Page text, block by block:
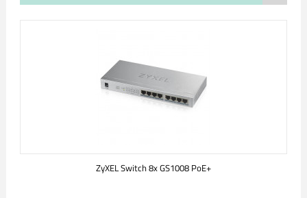
ZyXEL Switch 8x GS1008 PoE+